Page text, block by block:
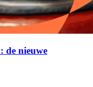
de nieuwe